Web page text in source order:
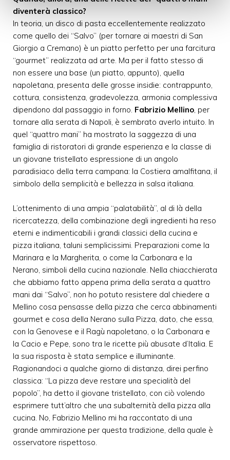
diventerà classico?
In teoria, un disco di pasta eccellentemente realizzato
come quello dei “Salvo” (per tornare ai maestri di San
Giorgio a Cremano) è un piatto perfetto per una farcitura
“gourmet” realizzata ad arte. Ma per il fatto stesso di
non essere una base (un piatto, appunto), quella
napoletana, presenta delle grosse insidie: contrappunto,
cottura, consistenza, gradevolezza, armonia complessiva
dipendono dal passaggio in forno. Fabrizio Mellino , per
tornare alla serata di Napoli, è sembrato averlo intuito. In
quel “quattro mani” ha mostrato la saggezza di una
famiglia di ristoratori di grande esperienza e la classe di
un giovane tristellato espressione di un angolo
paradisiaco della terra campana: la Costiera amalfitana, il
simbolo della semplicità e bellezza in salsa italiana.
L’ottenimento di una ampia “palatabilità”, al di là della
ricercatezza, della combinazione degli ingredienti ha reso
eterni e indimenticabili i grandi classici della cucina e
pizza italiana, taluni semplicissimi. Preparazioni come la
Marinara e la Margherita, o come la Carbonara e la
Nerano, simboli della cucina nazionale. Nella chiacchierata
che abbiamo fatto appena prima della serata a quattro
mani dai “Salvo”, non ho potuto resistere dal chiedere a
Mellino cosa pensasse della pizza che cerca abbinamenti
gourmet e cosa della Nerano sulla Pizza, dato, che essa,
con la Genovese e il Ragù napoletano, o la Carbonara e
la Cacio e Pepe, sono tra le ricette più abusate d’Italia. E
la sua risposta è stata semplice e illuminante.
Ragionandoci a qualche giorno di distanza, direi perfino
classica: “La pizza deve restare una specialità del
popolo”, ha detto il giovane tristellato, con ciò volendo
esprimere tutt’altro che una subalternità della pizza alla
cucina. No, Fabrizio Mellino mi ha raccontato di una
grande ammirazione per questa tradizione, della quale è
osservatore rispettoso.